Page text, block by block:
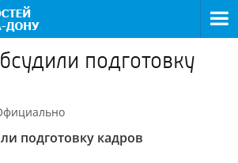
подготовку
подготовку кадров